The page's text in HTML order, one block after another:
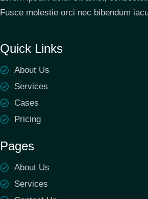
Fusce molestie orci nec bibendum
Quick Links
About Us
Services
Cases
Pricing
Pages
About Us
Services